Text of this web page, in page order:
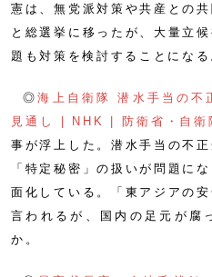
憲は、無党派対策や共産との
と総選挙に移ったが、大量立
題も対策を検討することになる
◎海上自衛隊 潜水手当の不
見通し | NHK | 防衛省・自衛
事が浮上した。潜水手当の不
「特定秘密」の扱いが問題に
面化している。「東アジアの
言われるが、国内の足元が腐
か。